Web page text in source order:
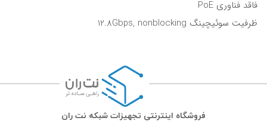
فاقد فناوری PoE
ظرفیت سوئیچینگ 12.8Gbps, nonblocking
فروشگاه اینترنتی تجهیزات شبکه نت ران